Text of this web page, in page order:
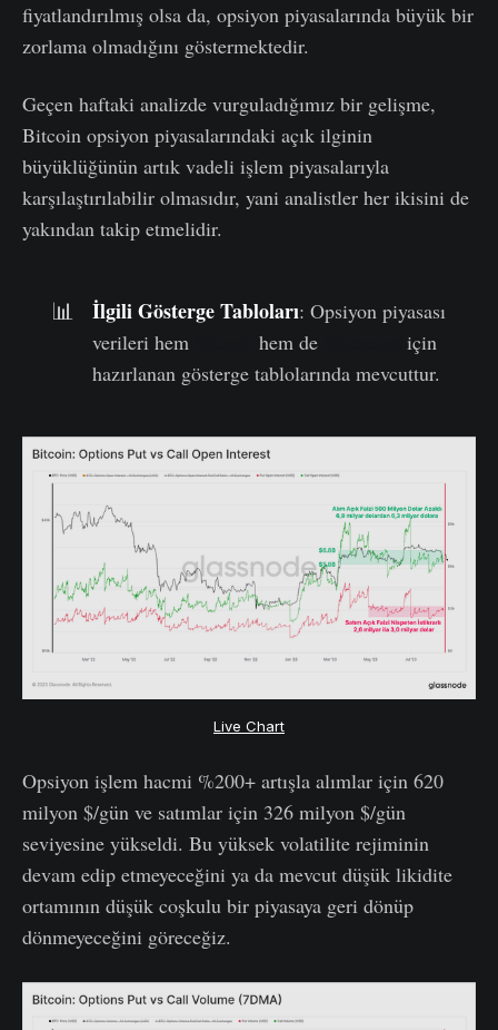
fiyatlandırılmış olsa da, opsiyon piyasalarında büyük bir
zorlama olmadığını göstermektedir.
Geçen haftaki analizde vurguladığımız bir gelişme,
Bitcoin opsiyon piyasalarındaki açık ilginin
büyüklüğünün artık vadeli işlem piyasalarıyla
karşılaştırılabilir olmasıdır, yani analistler her ikisini de
yakından takip etmelidir.
📊 İlgili Gösterge Tabloları: Opsiyon piyasası
verileri hem
hem de
için
hazırlanan gösterge tablolarında mevcuttur.
Live Chart
Opsiyon işlem hacmi %200+ artışla alımlar için 620
milyon $/gün ve satımlar için 326 milyon $/gün
seviyesine yükseldi. Bu yüksek volatilite rejiminin
devam edip etmeyeceğini ya da mevcut düşük likidite
ortamının düşük coşkulu bir piyasaya geri dönüp
dönmeyeceğini göreceğiz.